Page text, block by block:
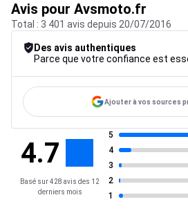
Avis pour Avsmoto.fr
Total : 3 401 avis depuis 20/07/2016
Des avis authentiques
Ajouter à vos sources
4.7
Basé sur 428 avis des 12
derniers mois
5
4
3
2
1